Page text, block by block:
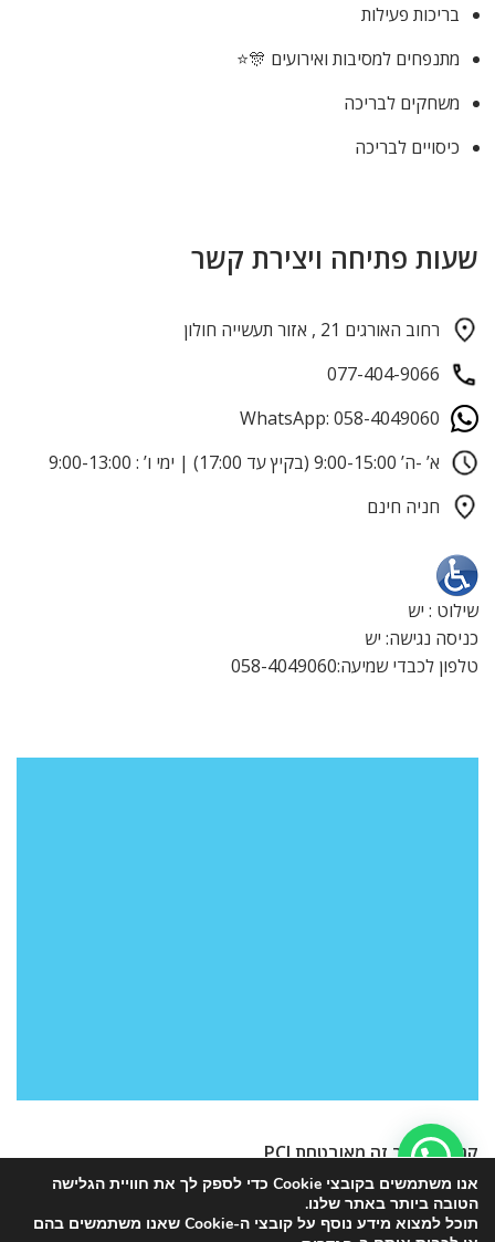
בריכות פעילות
מתנפחים למסיבות ואירועים 🎊⭐
משחקים לבריכה
כיסויים לבריכה
שעות פתיחה ויצירת קשר
רחוב האורגים 21 , אזור תעשייה חולון
077-404-9066
WhatsApp: 058-4049060
א’ -ה’ 9:00-15:00 (בקיץ עד 17:00) | ימי ו’ : 9:00-13:00
חניה חינם
שילוט : יש
כניסה נגישה: יש
טלפון לכבדי שמיעה:058-4049060
קנייה באתר זה מאובטחת PCI
אנו משתמשים בקובצי Cookie כדי לספק לך את חוויית הגלישה
הטובה ביותר באתר שלנו.
תוכל למצוא מידע נוסף על קובצי ה-Cookie שאנו משתמשים בהם